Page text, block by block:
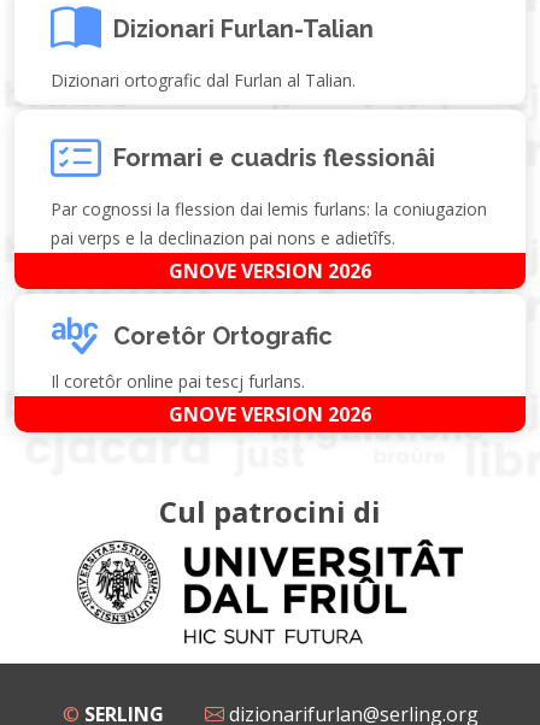
Dizionari Furlan-Talian
Dizionari ortografic dal Furlan al Talian.
Formari e cuadris flessionâi
Par cognossi la flession dai lemis furlans: la coniugazion
pai verps e la declinazion pai nons e adietîfs.
GNOVE VERSION 2026
Coretôr Ortografic
Il coretôr online pai tescj furlans.
GNOVE VERSION 2026
Cul patrocini di
© SERLING dizionarifurlan@serling.org